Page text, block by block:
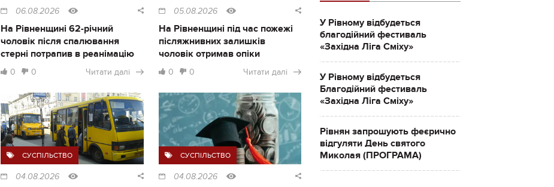
06.08.2026
На Рівненщині 62-річний
чоловік після спалювання
стерні потрапив в реанімацію
0 0 Читати далі
05.08.2026
На Рівненщині під час пожежі
післяжнивних залишків
чоловік отримав опіки
0 0 Читати далі
СУСПІЛЬСТВО
04.08.2026
СУСПІЛЬСТВО
04.08.2026
У Рівному відбудеться
благодійний фестиваль
«Західна Ліга Сміху»
У Рівному відбудеться
Благодійний фестиваль
«Західна Ліга Сміху»
Рівнян запрошують феєрично
відгуляти День святого
Миколая (ПРОГРАМА)